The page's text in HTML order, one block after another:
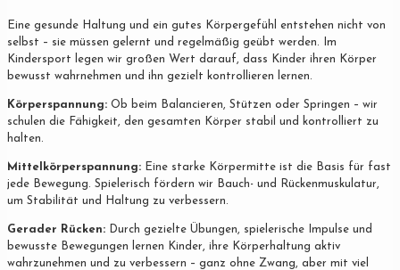
Eine gesunde Haltung und ein gutes Körpergefühl entstehen nicht von
selbst – sie müssen gelernt und regelmäßig geübt werden. Im
Kindersport legen wir großen Wert darauf, dass Kinder ihren Körper
bewusst wahrnehmen und ihn gezielt kontrollieren lernen.
Körperspannung: Ob beim Balancieren, Stützen oder Springen – wir
schulen die Fähigkeit, den gesamten Körper stabil und kontrolliert zu
halten.
Mittelkörperspannung: Eine starke Körpermitte ist die Basis für fast
jede Bewegung. Spielerisch fördern wir Bauch- und Rückenmuskulatur,
um Stabilität und Haltung zu verbessern.
Gerader Rücken: Durch gezielte Übungen, spielerische Impulse und
bewusste Bewegungen lernen Kinder, ihre Körperhaltung aktiv
wahrzunehmen und zu verbessern – ganz ohne Zwang, aber mit viel